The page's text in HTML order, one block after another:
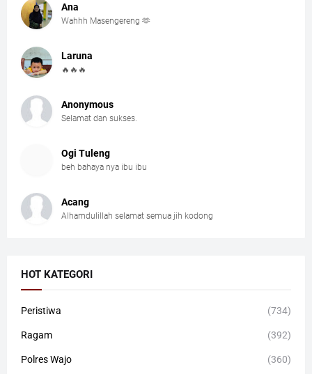
Ana
Wahhh Masengereng 🫶
Laruna
🔥🔥🔥
Anonymous
Selamat dan sukses.
Ogi Tuleng
beh bahaya nya ibu ibu
Acang
Alhamdulillah selamat semua jih kodong
HOT KATEGORI
Peristiwa (734)
Ragam (392)
Polres Wajo (360)